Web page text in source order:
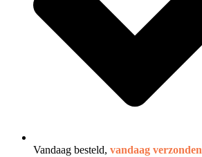
Vandaag besteld, vandaag verzonden